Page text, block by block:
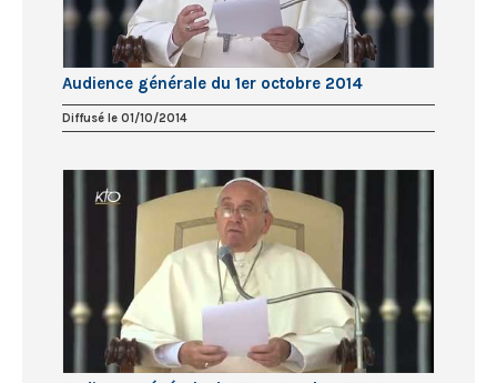
Audience générale du 1er octobre 2014
Diffusé le 01/10/2014